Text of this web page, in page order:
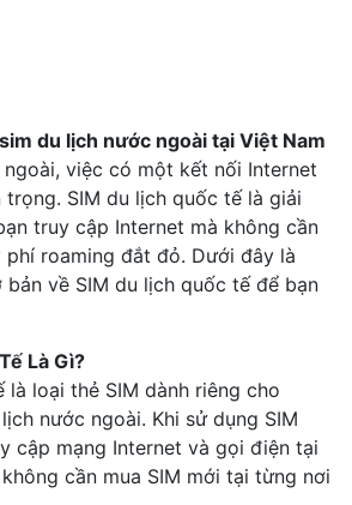
du lịch nước ngoài tại Việt Nam
việc có một kết nối Internet
SIM du lịch quốc tế là giải
truy cập Internet mà không cần
phí roaming đắt đỏ. Dưới đây là
về SIM du lịch quốc tế để bạn
Là Gì?
là loại thẻ SIM dành riêng cho
nước ngoài. Khi sử dụng SIM
cập mạng Internet và gọi điện tại
cần mua SIM mới tại từng nơi